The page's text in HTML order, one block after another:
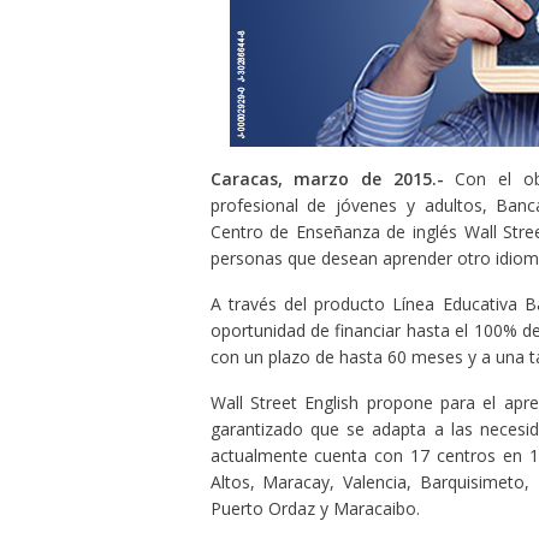
Caracas, marzo de 2015.- Con el
profesional de jóvenes y adultos,
Centro de Enseñanza de inglés Wall
personas que desean aprender otro
A través del producto Línea Educativa
oportunidad de financiar hasta el 100%
con un plazo de hasta 60 meses y a una
Wall Street English propone para el
garantizado que se adapta a las
actualmente cuenta con 17 centros en
Altos, Maracay, Valencia,
Puerto Ordaz y Maracaibo.